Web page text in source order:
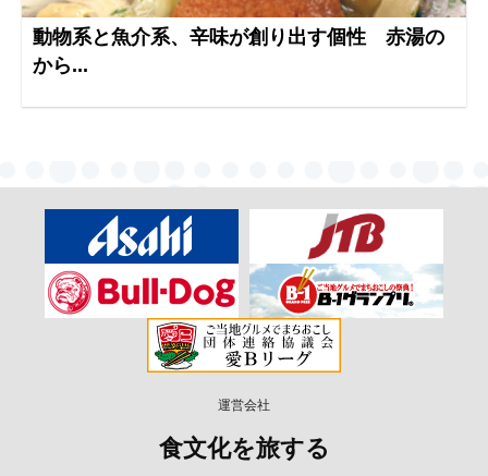
動物系と魚介系、辛味が創り出す個性 赤湯の
から...
運営会社
食文化を旅する